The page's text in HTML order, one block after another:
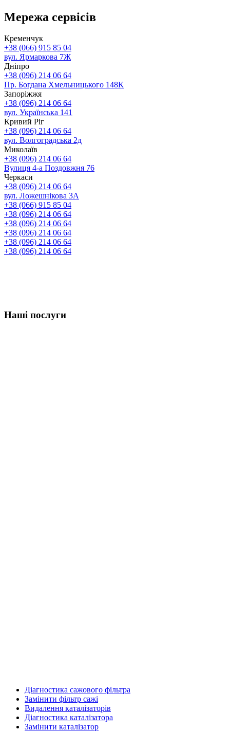
Мережа сервісів
Кременчук
+38 (066) 915 85 04
вул. Ярмаркова 7Ж
Дніпро
+38 (096) 214 06 64
Пр. Богдана Хмельницького 148К
Запоріжжя
+38 (096) 214 06 64
вул. Українська 141
Кривий Ріг
+38 (096) 214 06 64
вул. Волгоградська 2д
Миколаїв
+38 (096) 214 06 64
Вулиця 4-а Поздовжня 76
Черкаси
+38 (096) 214 06 64
вул. Ложешнікова 3А
+38 (066) 915 85 04
+38 (096) 214 06 64
+38 (096) 214 06 64
+38 (096) 214 06 64
+38 (096) 214 06 64
+38 (096) 214 06 64
Наші послуги
Діагностика сажового фільтра
Замінити фільтр сажі
Видалення каталізаторів
Діагностика каталізатора
Замінити каталізатор